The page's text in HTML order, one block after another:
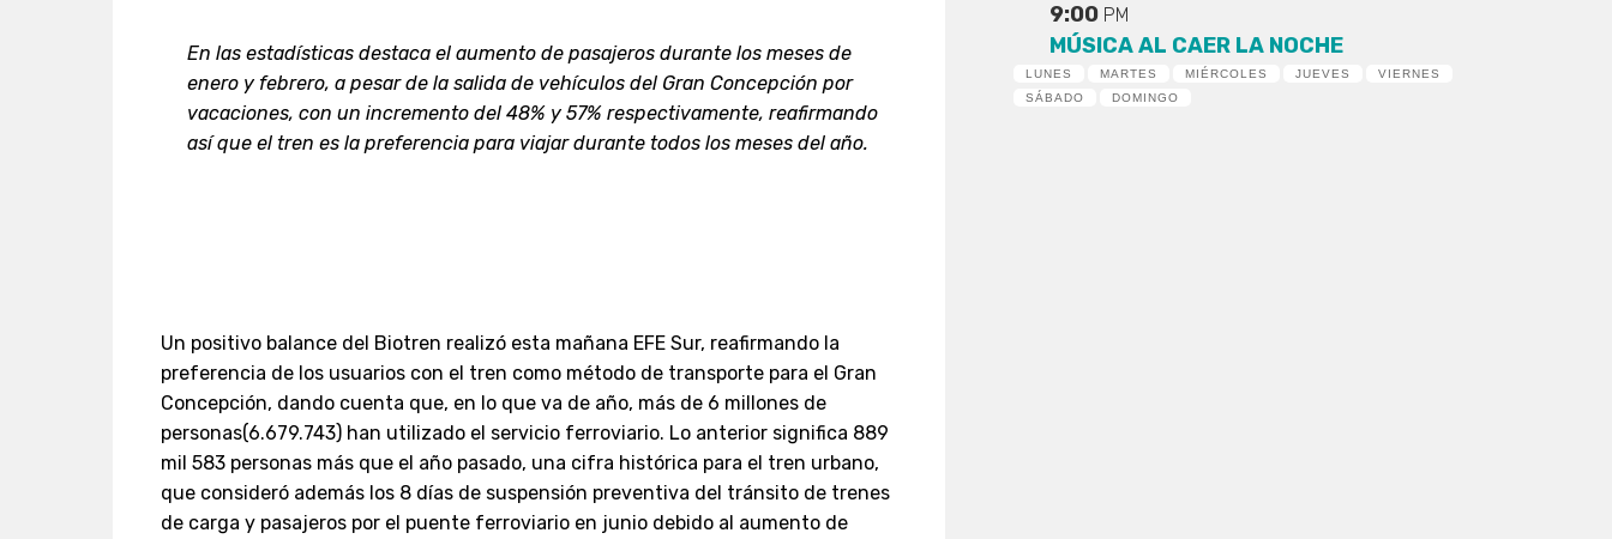
En las estadísticas destaca el aumento de pasajeros durante los meses de
enero y febrero, a pesar de la salida de vehículos del Gran Concepción por
vacaciones, con un incremento del 48% y 57% respectivamente, reafirmando
así que el tren es la preferencia para viajar durante todos los meses del año.
Un positivo balance del Biotren realizó esta mañana EFE Sur, reafirmando la
preferencia de los usuarios con el tren como método de transporte para el Gran
Concepción, dando cuenta que, en lo que va de año, más de 6 millones de
personas(6.679.743) han utilizado el servicio ferroviario. Lo anterior significa 889
mil 583 personas más que el año pasado, una cifra histórica para el tren urbano,
que consideró además los 8 días de suspensión preventiva del tránsito de trenes
de carga y pasajeros por el puente ferroviario en junio debido al aumento de
9:00 PM
MÚSICA AL CAER LA NOCHE
LUNES MARTES MIÉRCOLES JUEVES
VIERNES
SÁBADO
DOMINGO